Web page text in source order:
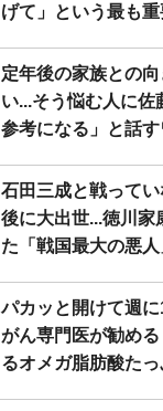
げて」という最も
定年後の家族との
い...そう悩む人に
参考になる」と話
石田三成と戦って
後に大出世...徳川家
た「戦国最大の悪人
パカッと開けて週
がん専門医が勧め
るオメガ脂肪酸たっ